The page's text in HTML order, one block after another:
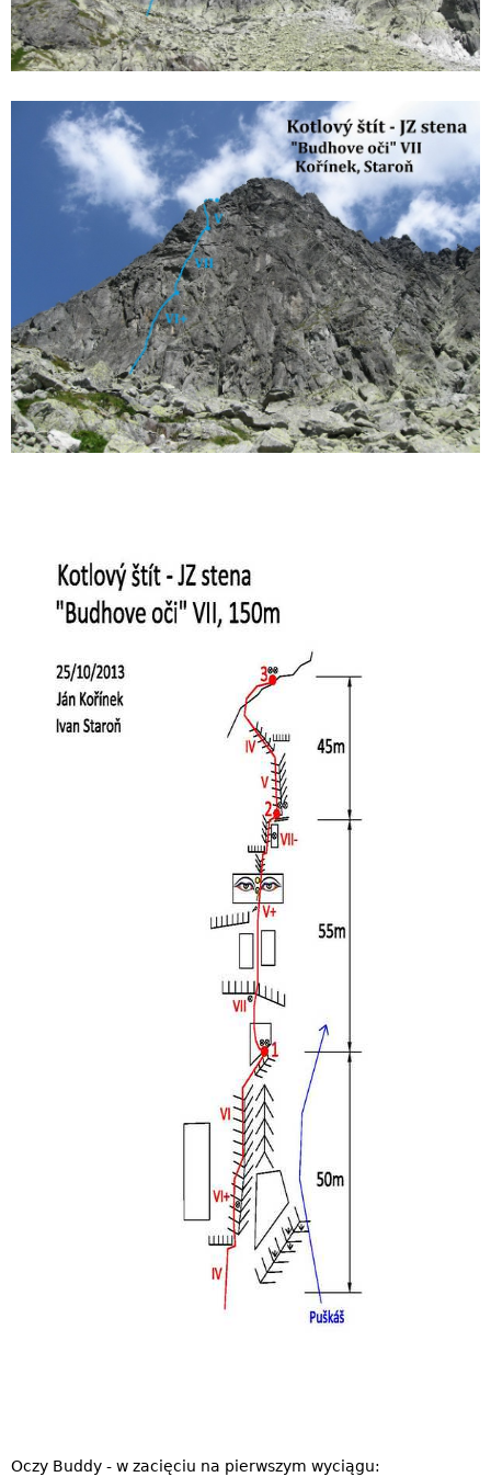
Oczy Buddy - w zacięciu na pierwszym wyciągu: